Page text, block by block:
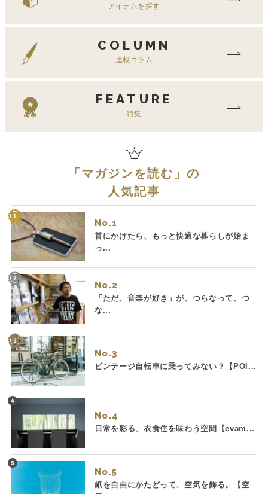
アイテムを探す
COLUMN
連載コラム
FEATURE
特集
「 マガジンを読む 」の
人気記事
No.
首にかけたら、もっと快適な暮らしが始ま
っ...
No.
「ただ、音楽が好き」が、つらなって、つ
な...
No.
ビンテージ自転車に乗ってみない？【POI...
No.
日常を彩る、衣食住を味わう空間【evam...
No.
紙を自由にかたどって、空気を飾る。【空